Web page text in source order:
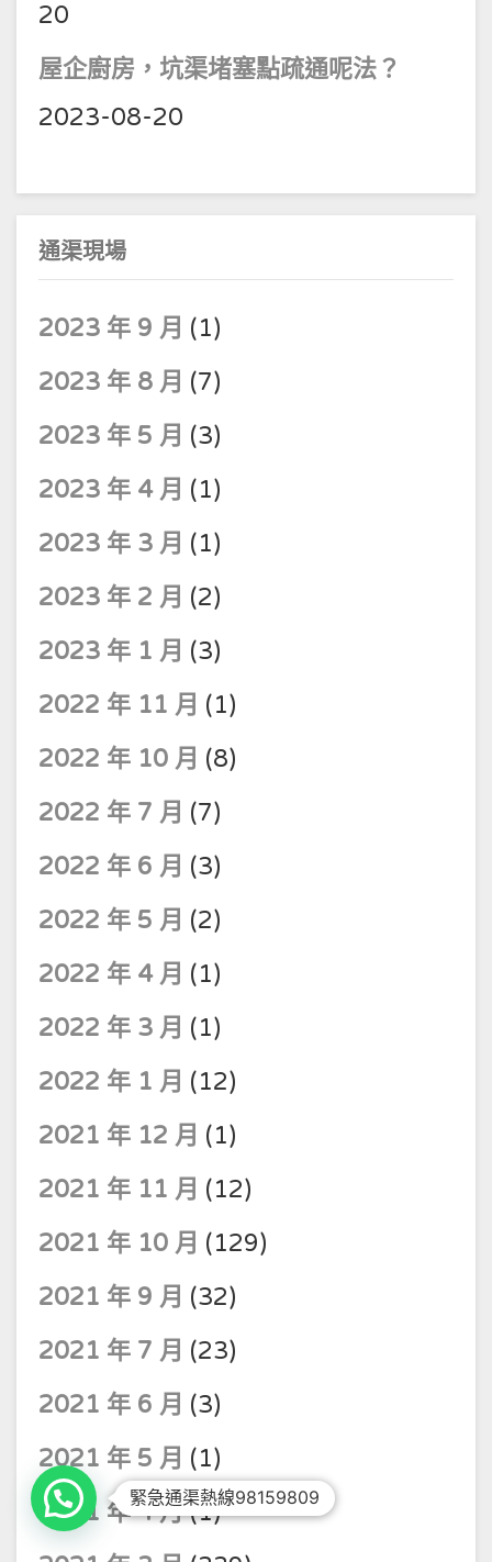
20
屋企廚房，坑渠堵塞點疏通呢法？
2023-08-20
通渠現場
2023 年 9 月 (1)
2023 年 8 月 (7)
2023 年 5 月 (3)
2023 年 4 月 (1)
2023 年 3 月 (1)
2023 年 2 月 (2)
2023 年 1 月 (3)
2022 年 11 月 (1)
2022 年 10 月 (8)
2022 年 7 月 (7)
2022 年 6 月 (3)
2022 年 5 月 (2)
2022 年 4 月 (1)
2022 年 3 月 (1)
2022 年 1 月 (12)
2021 年 12 月 (1)
2021 年 11 月 (12)
2021 年 10 月 (129)
2021 年 9 月 (32)
2021 年 7 月 (23)
2021 年 6 月 (3)
2021 年 5 月 (1)
2021 年 4 月(1)
緊急通渠熱線98159809